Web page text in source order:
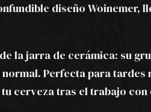
diseño Woinemer,
la jarra de cerámica: su
normal. Perfecta para
cerveza tras el trabajo con